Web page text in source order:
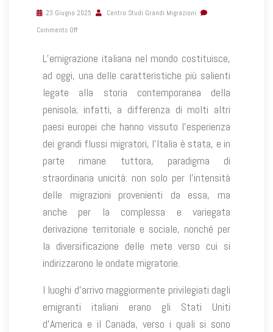
23 Giugno 2025
Centro Studi Grandi Migrazioni
Comments Off
L’emigrazione italiana nel mondo costituisce,
ad oggi, una delle caratteristiche più salienti
legate alla storia contemporanea della
penisola; infatti, a differenza di molti altri
paesi europei che hanno vissuto l’esperienza
dei grandi flussi migratori, l’Italia è stata, e in
parte rimane tuttora, paradigma di
straordinaria unicità: non solo per l’intensità
delle migrazioni provenienti da essa, ma
anche per la complessa e variegata
derivazione territoriale e sociale, nonché per
la diversificazione delle mete verso cui si
indirizzarono le ondate migratorie.
I luoghi d’arrivo maggiormente privilegiati dagli
emigranti italiani erano gli Stati Uniti
d’America e il Canada, verso i quali si sono